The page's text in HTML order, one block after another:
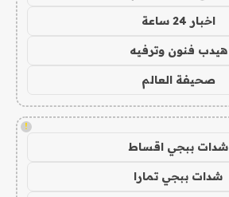
اخبار 24 ساعة
هيدب فنون وترفيه
صحيفة العالم
!
شدات ببجي اقساط
شدات ببجي تمارا